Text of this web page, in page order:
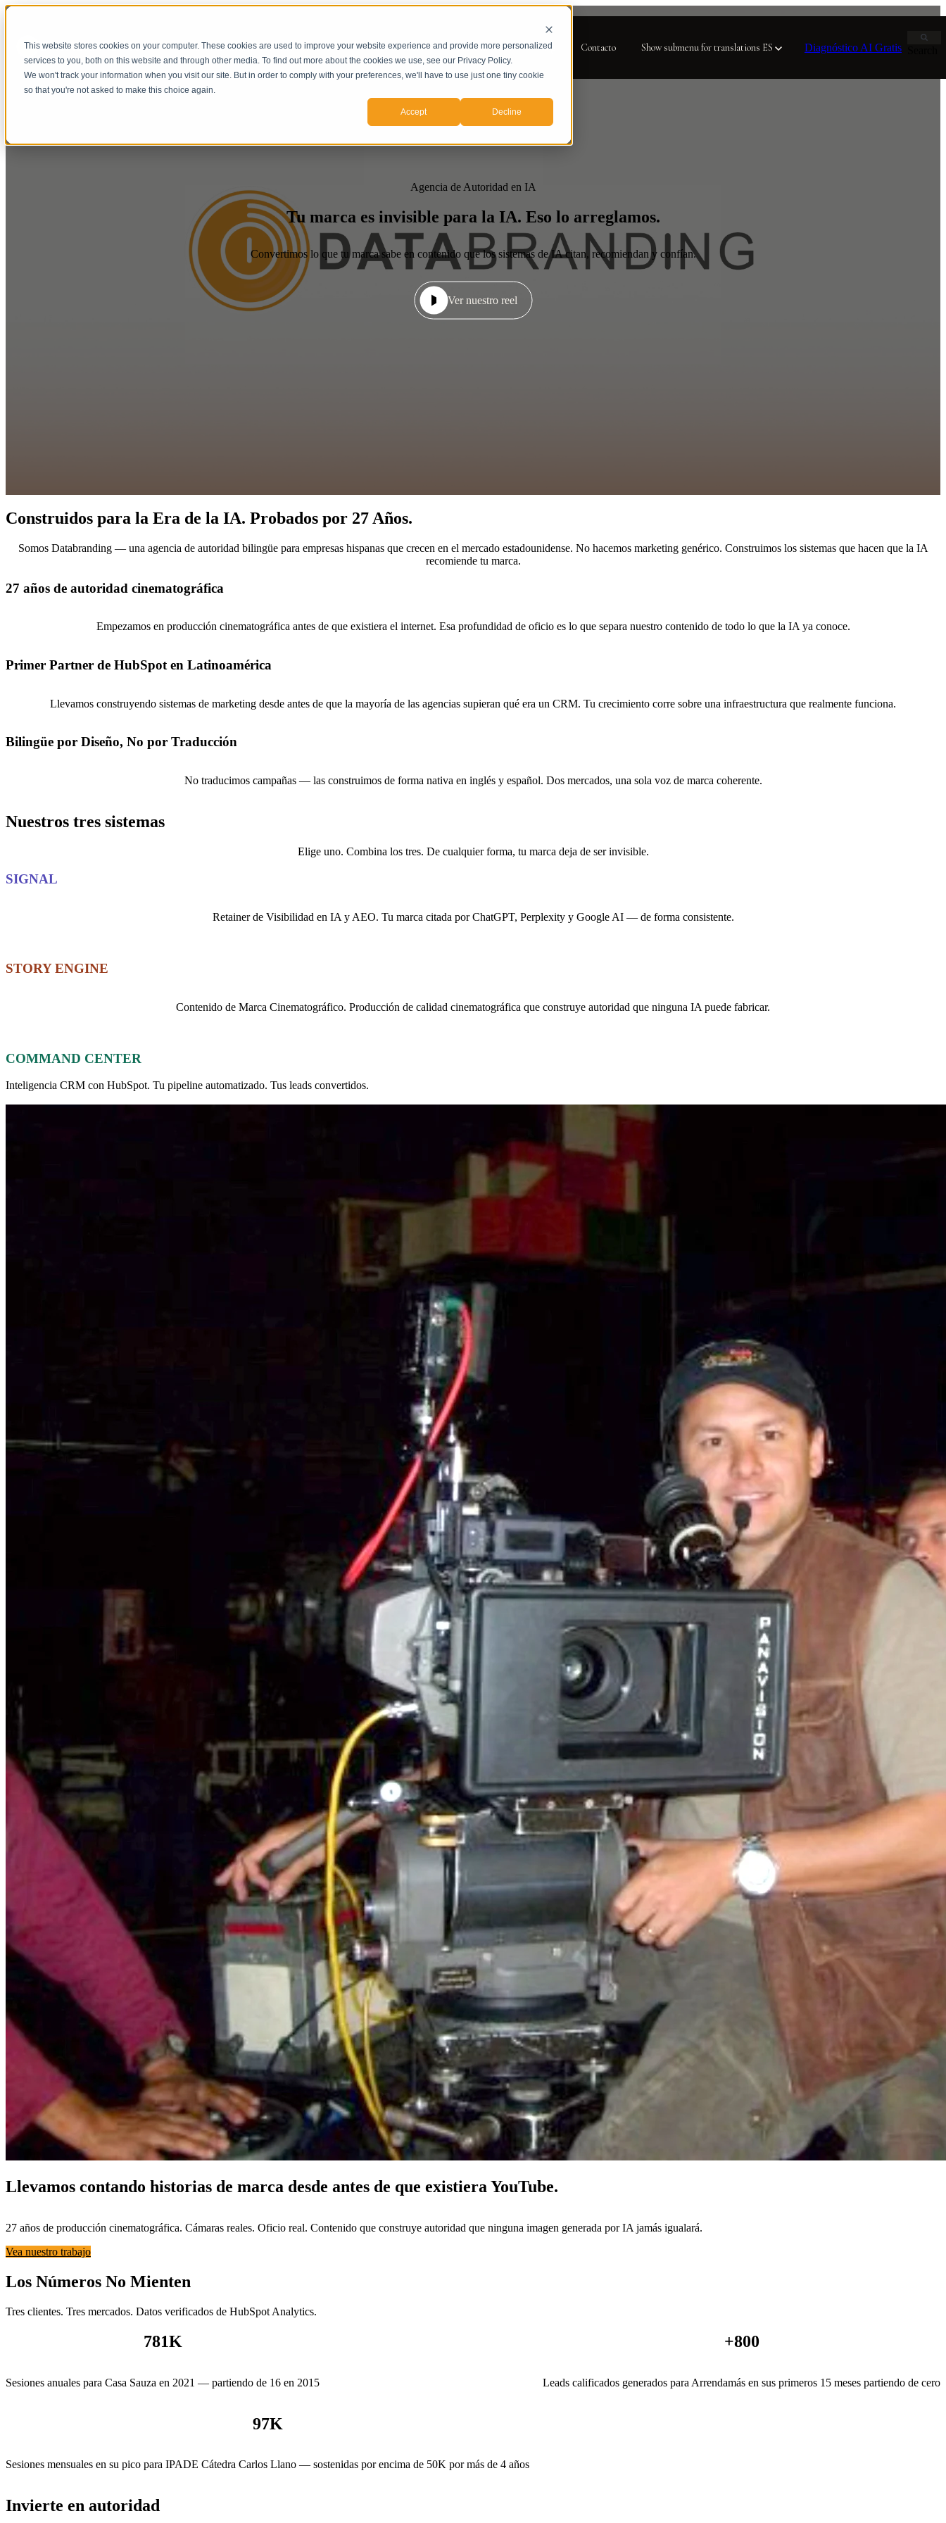
This website stores cookies on your computer. These cookies are used to improve your website experience and provide more personalized
services to you, both on this website and through other media. To find out more about the cookies we use, see our Privacy Policy.
We won't track your information when you visit our site. But in order to comply with your preferences, we'll have to use just one tiny cookie
so that you're not asked to make this choice again.
Accept Decline
Show submenu for Servicios Servicios Casos de Estudio Sobre nosotros Blog Contacto Show submenu for translations ES Diagnóstico AI Gratis
Agencia de Autoridad en IA
Tu marca es invisible para la IA. Eso lo arreglamos.
Convertimos lo que tu marca sabe en contenido que los sistemas de IA citan, recomiendan y confían.
Ver nuestro reel
Construidos para la Era de la IA. Probados por 27 Años.
Somos Databranding — una agencia de autoridad bilingüe para empresas hispanas que crecen en el mercado estadounidense. No hacemos marketing genérico. Construimos los sistemas que hacen que la IA
recomiende tu marca.
27 años de autoridad cinematográfica
Empezamos en producción cinematográfica antes de que existiera el internet. Esa profundidad de oficio es lo que separa nuestro contenido de todo lo que la IA ya conoce.
Primer Partner de HubSpot en Latinoamérica
Llevamos construyendo sistemas de marketing desde antes de que la mayoría de las agencias supieran qué era un CRM. Tu crecimiento corre sobre una infraestructura que realmente funciona.
Bilingüe por Diseño, No por Traducción
No traducimos campañas — las construimos de forma nativa en inglés y español. Dos mercados, una sola voz de marca coherente.
Nuestros tres sistemas
Elige uno. Combina los tres. De cualquier forma, tu marca deja de ser invisible.
SIGNAL
Retainer de Visibilidad en IA y AEO. Tu marca citada por ChatGPT, Perplexity y Google AI — de forma consistente.
STORY ENGINE
Contenido de Marca Cinematográfico. Producción de calidad cinematográfica que construye autoridad que ninguna IA puede fabricar.
COMMAND CENTER
Inteligencia CRM con HubSpot. Tu pipeline automatizado. Tus leads convertidos.
Llevamos contando historias de marca desde antes de que existiera YouTube.
27 años de producción cinematográfica. Cámaras reales. Oficio real. Contenido que construye autoridad que ninguna imagen generada por IA jamás igualará.
Vea nuestro trabajo
Los Números No Mienten
Tres clientes. Tres mercados. Datos verificados de HubSpot Analytics.
781K
Sesiones anuales para Casa Sauza en 2021 — partiendo de 16 en 2015
+800
Leads calificados generados para Arrendamás en sus primeros 15 meses partiendo de cero
97K
Sesiones mensuales en su pico para IPADE Cátedra Carlos Llano — sostenidas por encima de 50K por más de 4 años
Invierte en autoridad